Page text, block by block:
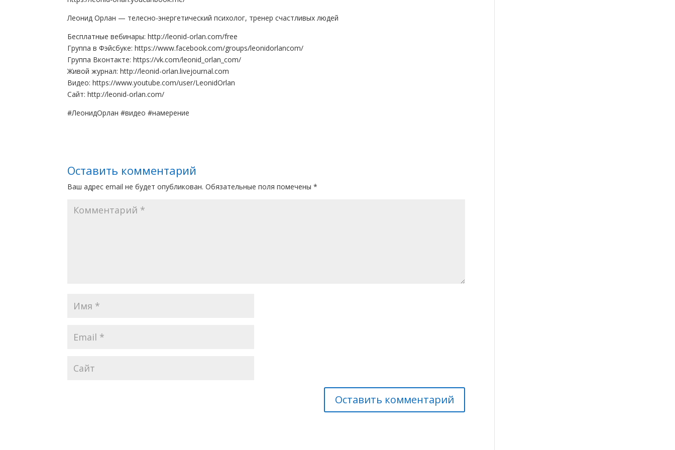
Леонид Орлан — телесно-энергетический психолог, тренер счастливых людей
Бесплатные вебинары: http://leonid-orlan.com/free
Группа в Фэйсбуке: https://www.facebook.com/groups/leonidorlancom/
Группа Вконтакте: https://vk.com/leonid_orlan_com/
Живой журнал: http://leonid-orlan.livejournal.com
Видео: https://www.youtube.com/user/LeonidOrlan
Сайт: http://leonid-orlan.com/
#ЛеонидОрлан #видео #намерение
Оставить комментарий
Ваш адрес email не будет опубликован. Обязательные поля помечены*